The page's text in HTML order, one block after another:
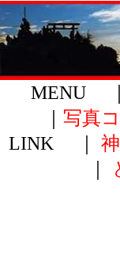
MENU ｜
写真
LINK ｜